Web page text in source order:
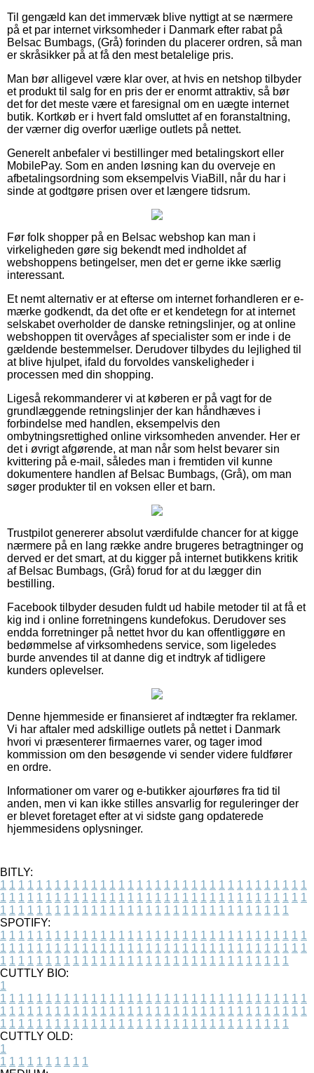
Til gengæld kan det immervæk blive nyttigt at se nærmere
på et par internet virksomheder i Danmark efter rabat på
Belsac Bumbags, (Grå) forinden du placerer ordren, så man
er skråsikker på at få den mest betalelige pris.
Man bør alligevel være klar over, at hvis en netshop tilbyder
et produkt til salg for en pris der er enormt attraktiv, så bør
det for det meste være et faresignal om en uægte internet
butik. Kortkøb er i hvert fald omsluttet af en foranstaltning,
der værner dig overfor uærlige outlets på nettet.
Generelt anbefaler vi bestillinger med betalingskort eller
MobilePay. Som en anden løsning kan du overveje en
afbetalingsordning som eksempelvis ViaBill, når du har i
sinde at godtgøre prisen over et længere tidsrum.
Før folk shopper på en Belsac webshop kan man i
virkeligheden gøre sig bekendt med indholdet af
webshoppens betingelser, men det er gerne ikke særlig
interessant.
Et nemt alternativ er at efterse om internet forhandleren er e-
mærke godkendt, da det ofte er et kendetegn for at internet
selskabet overholder de danske retningslinjer, og at online
webshoppen tit overvåges af specialister som er inde i de
gældende bestemmelser. Derudover tilbydes du lejlighed til
at blive hjulpet, ifald du forvoldes vanskeligheder i
processen med din shopping.
Ligeså rekommanderer vi at køberen er på vagt for de
grundlæggende retningslinjer der kan håndhæves i
forbindelse med handlen, eksempelvis den
ombytningsrettighed online virksomheden anvender. Her er
det i øvrigt afgørende, at man når som helst bevarer sin
kvittering på e-mail, således man i fremtiden vil kunne
dokumentere handlen af Belsac Bumbags, (Grå), om man
søger produkter til en voksen eller et barn.
Trustpilot genererer absolut værdifulde chancer for at kigge
nærmere på en lang række andre brugeres betragtninger og
derved er det smart, at du kigger på internet butikkens kritik
af Belsac Bumbags, (Grå) forud for at du lægger din
bestilling.
Facebook tilbyder desuden fuldt ud habile metoder til at få et
kig ind i online forretningens kundefokus. Derudover ses
endda forretninger på nettet hvor du kan offentliggøre en
bedømmelse af virksomhedens service, som ligeledes
burde anvendes til at danne dig et indtryk af tidligere
kunders oplevelser.
Denne hjemmeside er finansieret af indtægter fra reklamer.
Vi har aftaler med adskillige outlets på nettet i Danmark
hvori vi præsenterer firmaernes varer, og tager imod
kommission om den besøgende vi sender videre fuldfører
en ordre.
Informationer om varer og e-butikker ajourføres fra tid til
anden, men vi kan ikke stilles ansvarlig for reguleringer der
er blevet foretaget efter at vi sidste gang opdaterede
hjemmesidens oplysninger.
BITLY:
1 1 1 1 1 1 1 1 1 1 1 1 1 1 1 1 1 1 1 1 1 1 1 1 1 1 1 1 1 1 1 1 1 1
1 1 1 1 1 1 1 1 1 1 1 1 1 1 1 1 1 1 1 1 1 1 1 1 1 1 1 1 1 1 1 1 1 1
1 1 1 1 1 1 1 1 1 1 1 1 1 1 1 1 1 1 1 1 1 1 1 1 1 1 1 1 1 1 1 1
SPOTIFY:
1 1 1 1 1 1 1 1 1 1 1 1 1 1 1 1 1 1 1 1 1 1 1 1 1 1 1 1 1 1 1 1 1 1
1 1 1 1 1 1 1 1 1 1 1 1 1 1 1 1 1 1 1 1 1 1 1 1 1 1 1 1 1 1 1 1 1 1
1 1 1 1 1 1 1 1 1 1 1 1 1 1 1 1 1 1 1 1 1 1 1 1 1 1 1 1 1 1 1 1
CUTTLY BIO:
1
1 1 1 1 1 1 1 1 1 1 1 1 1 1 1 1 1 1 1 1 1 1 1 1 1 1 1 1 1 1 1 1 1 1
1 1 1 1 1 1 1 1 1 1 1 1 1 1 1 1 1 1 1 1 1 1 1 1 1 1 1 1 1 1 1 1 1 1
1 1 1 1 1 1 1 1 1 1 1 1 1 1 1 1 1 1 1 1 1 1 1 1 1 1 1 1 1 1 1 1
CUTTLY OLD:
1
1 1 1 1 1 1 1 1 1 1